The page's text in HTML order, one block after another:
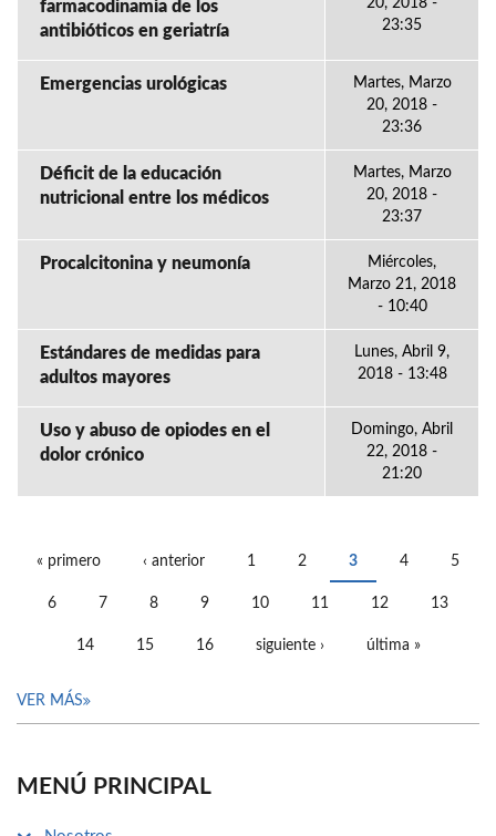
farmacodinamia de los
antibióticos en geriatría
20, 2018 -
23:35
Emergencias urológicas
Martes, Marzo
20, 2018 -
23:36
Déficit de la educación
nutricional entre los médicos
Martes, Marzo
20, 2018 -
23:37
Procalcitonina y neumonía
Miércoles,
Marzo 21, 2018
- 10:40
Estándares de medidas para
adultos mayores
Lunes, Abril 9,
2018 - 13:48
Uso y abuso de opiodes en el
dolor crónico
Domingo, Abril
22, 2018 -
21:20
« primero ‹ anterior 1 2 3 4 5
6 7 8 9 10 11 12 13
14 15 16 siguiente › última »
VER MÁS
MENÚ PRINCIPAL